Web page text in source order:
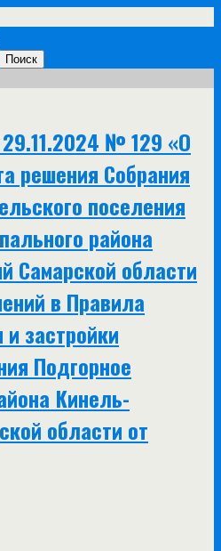
№ 129 «О
решения Собрания
поселения
района
Самарской области
в Правила
застройки
Подгорное
Кинель-
области от